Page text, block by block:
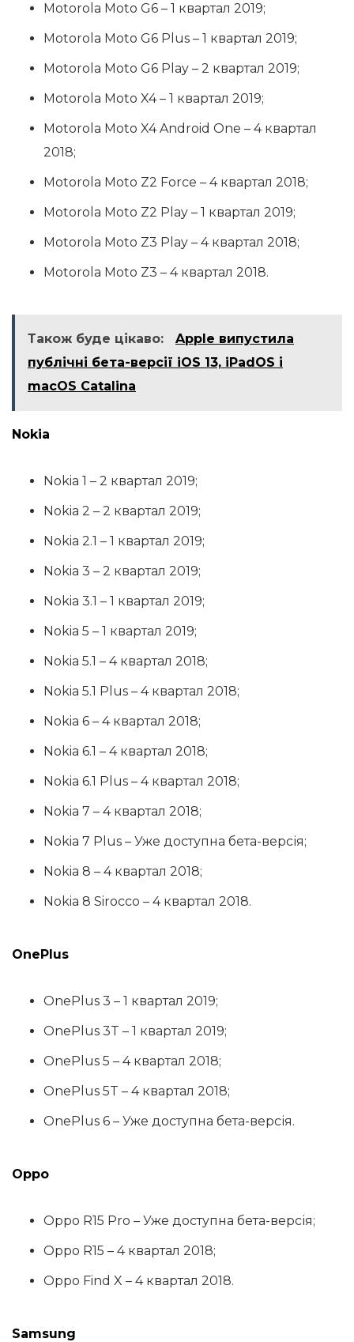
Motorola Moto G6 – 1 квартал 2019;
Motorola Moto G6 Plus – 1 квартал 2019;
Motorola Moto G6 Play – 2 квартал 2019;
Motorola Moto X4 – 1 квартал 2019;
Motorola Moto X4 Android One – 4 квартал
2018;
Motorola Moto Z2 Force – 4 квартал 2018;
Motorola Moto Z2 Play – 1 квартал 2019;
Motorola Moto Z3 Play – 4 квартал 2018;
Motorola Moto Z3 – 4 квартал 2018.
Також буде цікаво:
Apple випустила
публічні бета-версії iOS 13, iPadOS і
macOS Catalina
Nokia
Nokia 1 – 2 квартал 2019;
Nokia 2 – 2 квартал 2019;
Nokia 2.1 – 1 квартал 2019;
Nokia 3 – 2 квартал 2019;
Nokia 3.1 – 1 квартал 2019;
Nokia 5 – 1 квартал 2019;
Nokia 5.1 – 4 квартал 2018;
Nokia 5.1 Plus – 4 квартал 2018;
Nokia 6 – 4 квартал 2018;
Nokia 6.1 – 4 квартал 2018;
Nokia 6.1 Plus – 4 квартал 2018;
Nokia 7 – 4 квартал 2018;
Nokia 7 Plus – Уже доступна бета-версія;
Nokia 8 – 4 квартал 2018;
Nokia 8 Sirocco – 4 квартал 2018.
OnePlus
OnePlus 3 – 1 квартал 2019;
OnePlus 3T – 1 квартал 2019;
OnePlus 5 – 4 квартал 2018;
OnePlus 5T – 4 квартал 2018;
OnePlus 6 – Уже доступна бета-версія.
Oppo
Oppo R15 Pro – Уже доступна бета-версія;
Oppo R15 – 4 квартал 2018;
Oppo Find X – 4 квартал 2018.
Samsung